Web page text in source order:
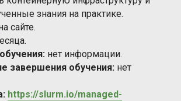
знания на практике.
сайте.
нет информации.
завершения обучения: нет
https://slurm.io/managed-